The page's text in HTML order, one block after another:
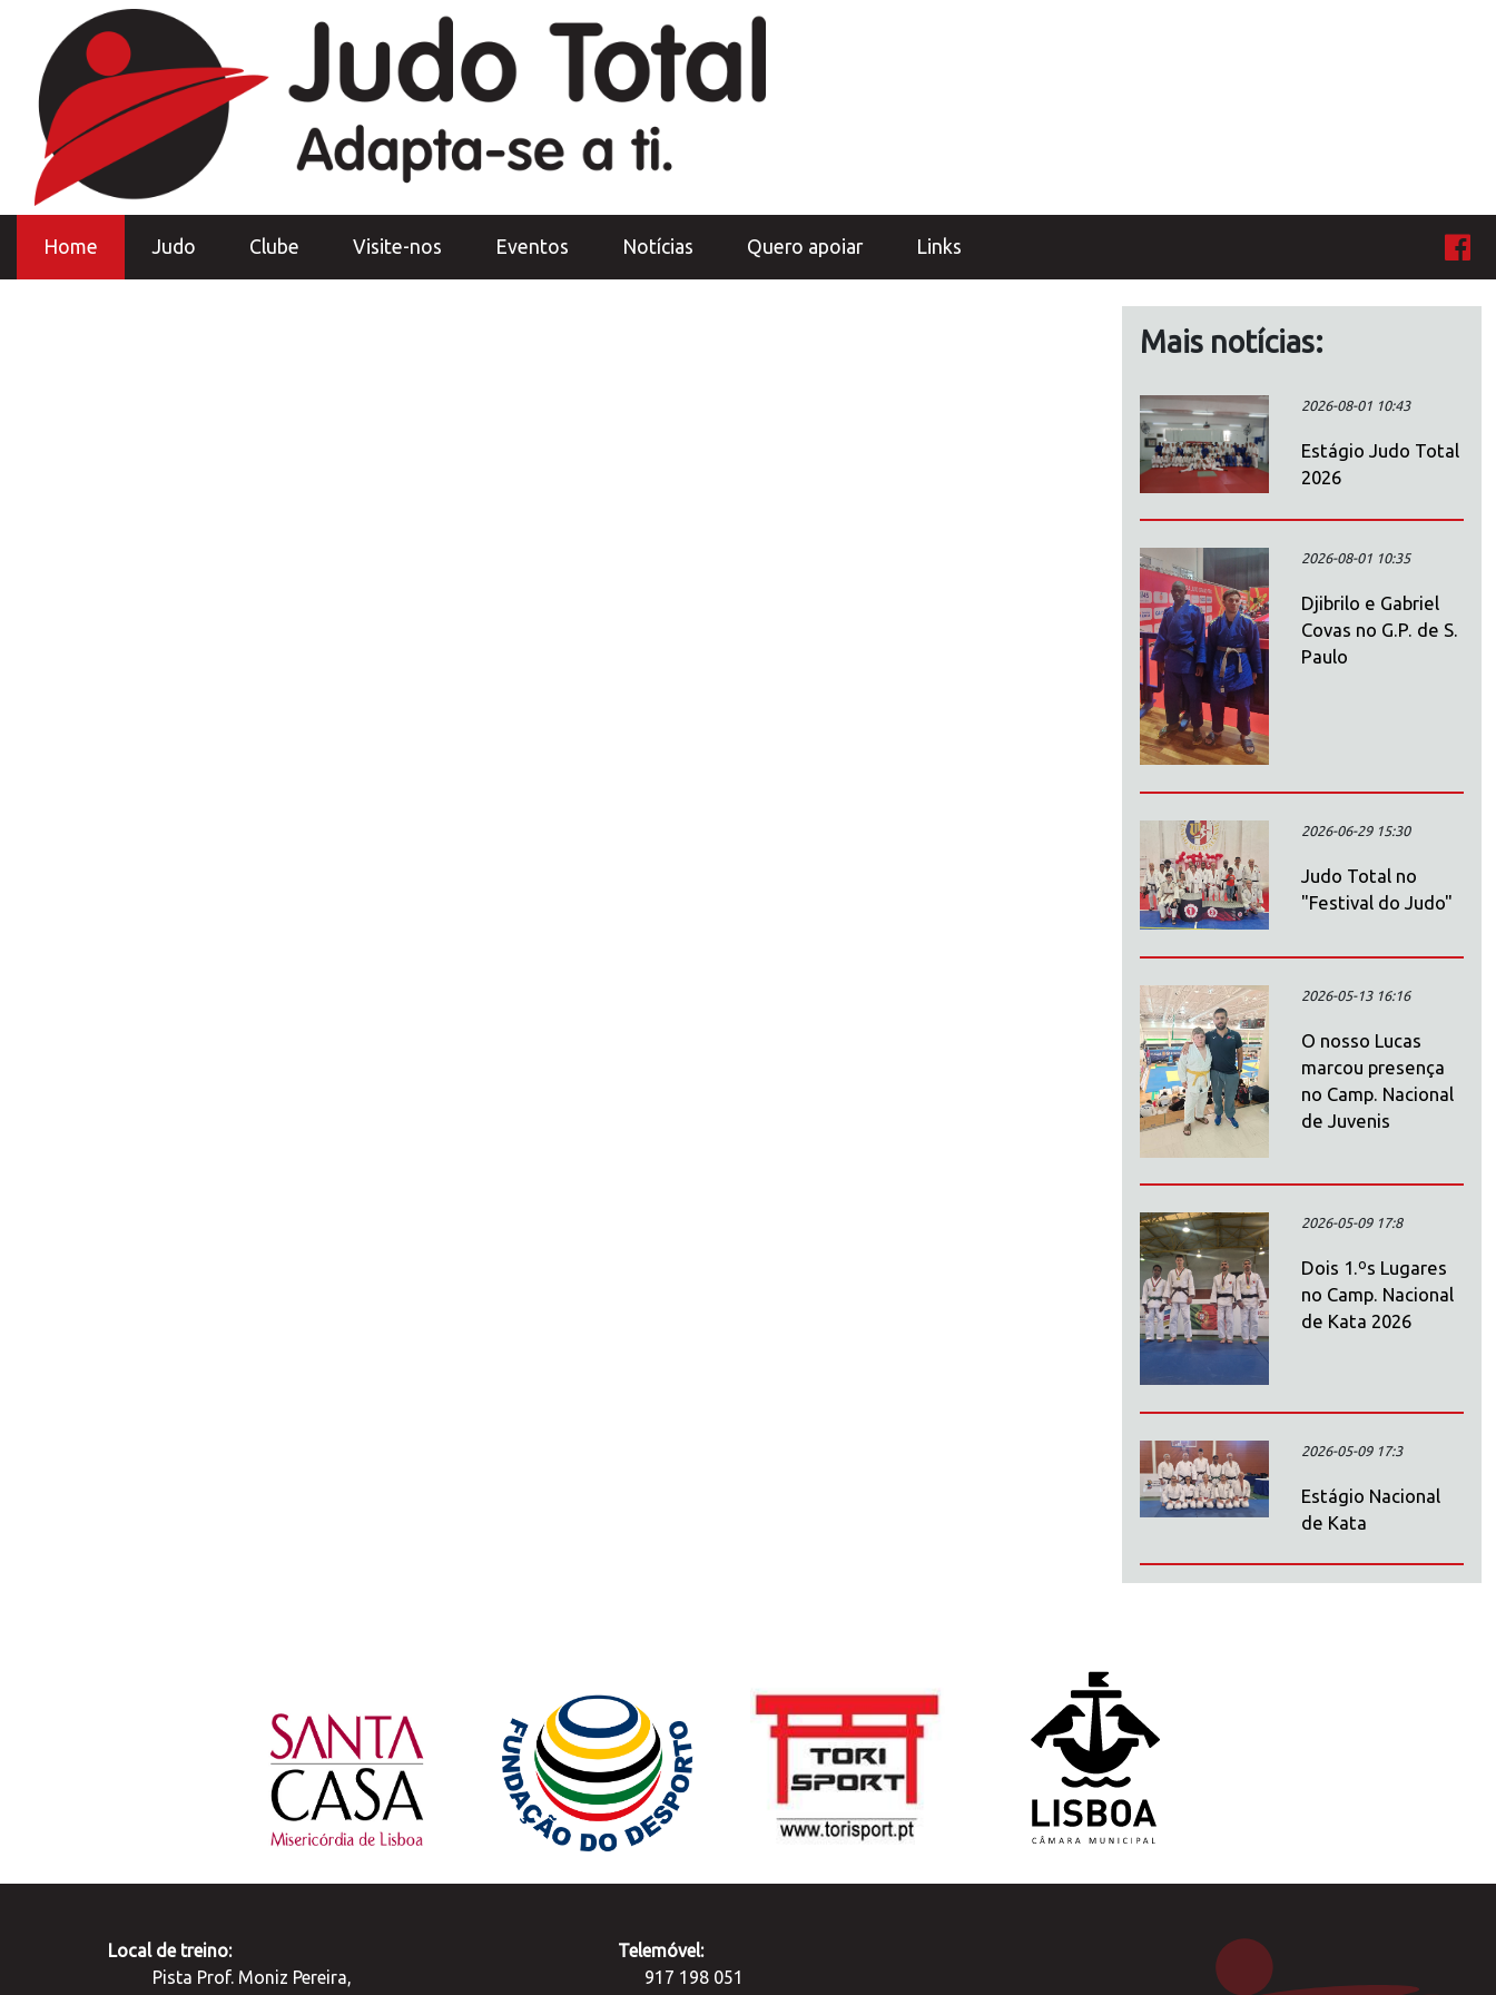
Home Judo Clube Visite-nos Eventos Notícias Quero apoiar Links
Mais notícias:
2026-08-01 10:43
Estágio Judo Total
2026
2026-08-01 10:35
Djibrilo e Gabriel
Covas no G.P. de S.
Paulo
2026-06-29 15:30
Judo Total no
"Festival do Judo"
2026-05-13 16:16
O nosso Lucas
marcou presença
no Camp. Nacional
de Juvenis
2026-05-09 17:8
Dois 1.ºs Lugares
no Camp. Nacional
de Kata 2026
2026-05-09 17:3
Estágio Nacional
de Kata
Local de treino:
Pista Prof. Moniz Pereira,
Telemóvel:
917 198 051